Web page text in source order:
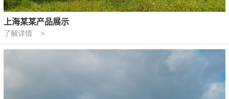
上海某某产品展示
了解详情 >